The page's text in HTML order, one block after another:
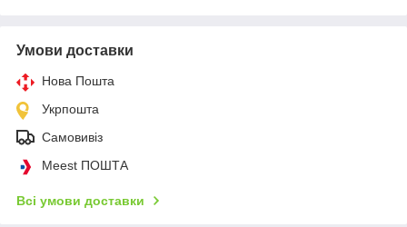
Умови доставки
Нова Пошта
Укрпошта
Самовивіз
Meest ПОШТА
Всі умови доставки